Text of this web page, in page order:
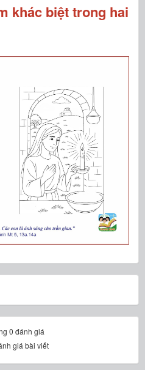
khác biệt trong hai
0 đánh giá
giá bài viết